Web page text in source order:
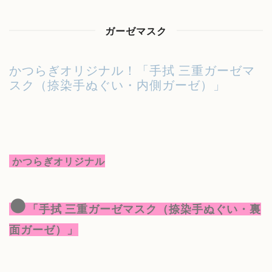
ガーゼマスク
かつらぎオリジナル！「手拭 三重ガーゼマ
スク（捺染手ぬぐい・内側ガーゼ）」
かつらぎオリジナル
● 「手拭 三重ガーゼマスク（捺染手ぬぐい・裏
面ガーゼ）」